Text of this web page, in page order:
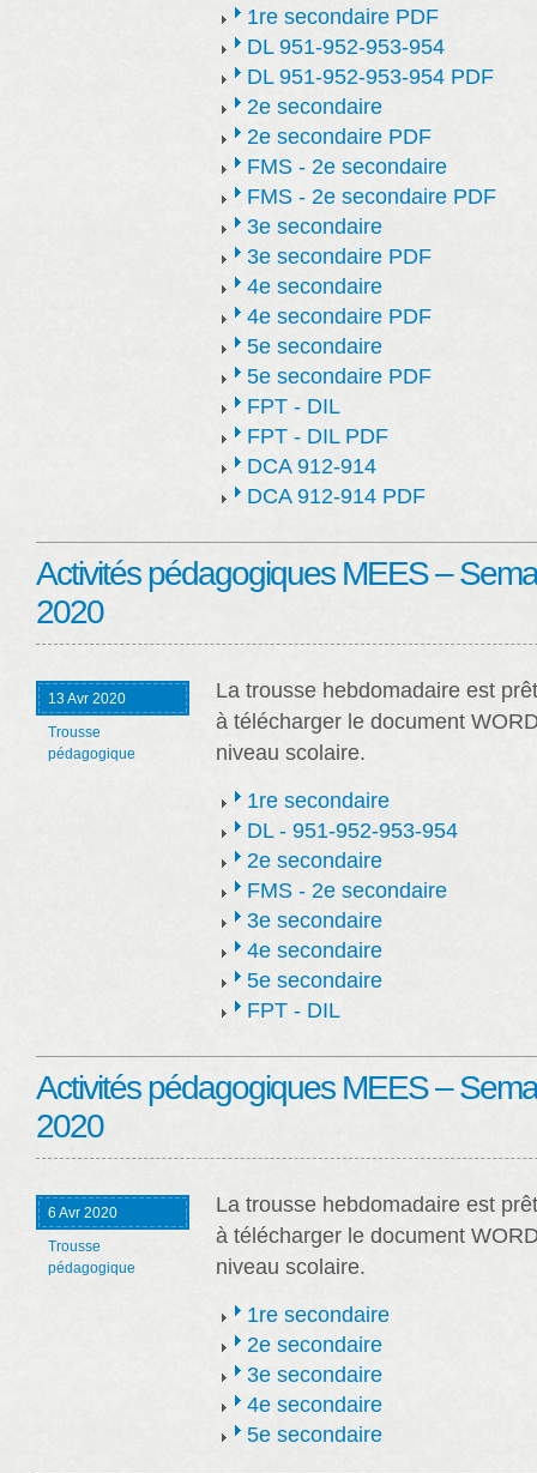
1re secondaire PDF
DL 951-952-953-954
DL 951-952-953-954 PDF
2e secondaire
2e secondaire PDF
FMS - 2e secondaire
FMS - 2e secondaire PDF
3e secondaire
3e secondaire PDF
4e secondaire
4e secondaire PDF
5e secondaire
5e secondaire PDF
FPT - DIL
FPT - DIL PDF
DCA 912-914
DCA 912-914 PDF
Activités pédagogiques MEES –
2020
13 Avr 2020
Trousse
pédagogique
La trousse hebdomadaire est
à télécharger le document
niveau scolaire.
1re secondaire
DL - 951-952-953-954
2e secondaire
FMS - 2e secondaire
3e secondaire
4e secondaire
5e secondaire
FPT - DIL
Activités pédagogiques MEES –
2020
6 Avr 2020
Trousse
pédagogique
La trousse hebdomadaire est
à télécharger le document
niveau scolaire.
1re secondaire
2e secondaire
3e secondaire
4e secondaire
5e secondaire